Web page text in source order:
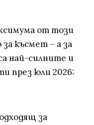
от този
късмет – а за
най-силните и
през юли 2026:
за